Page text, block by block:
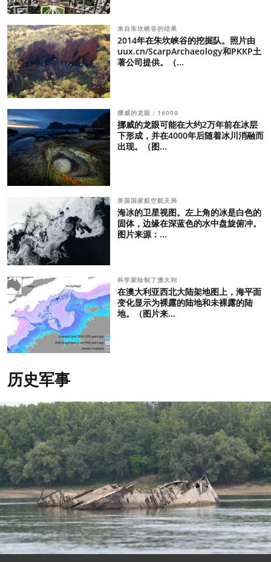
来自朱坎峡谷的结果
2014年在朱坎峡谷的挖掘队。照片由
uux.cn/ScarpArchaeology和PKKP土
著公司提供。（...
挪威的龙眼：16000
挪威的龙眼可能在大约2万年前在冰层
下形成，并在4000年后随着冰川消融而
出现。（图...
美国国家航空航天局
海冰的卫星视图。左上角的冰是白色的
固体，边缘在深蓝色的水中盘旋俯冲。
图片来源：...
科学家绘制了澳大利
在澳大利亚西北大陆架地图上，海平面
变化显示为裸露的陆地和未裸露的陆
地。（图片来...
历史军事